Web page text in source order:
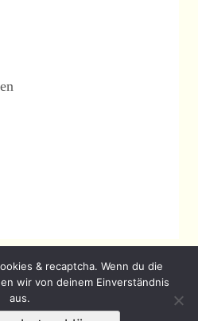
•
& recaptcha. Wenn du die
wir von deinem Einverständnis
aus.